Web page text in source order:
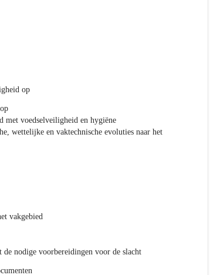
op
met voedselveiligheid en hygiëne
wettelijke en vaktechnische evoluties naar het
vakgebied
nodige voorbereidingen voor de slacht